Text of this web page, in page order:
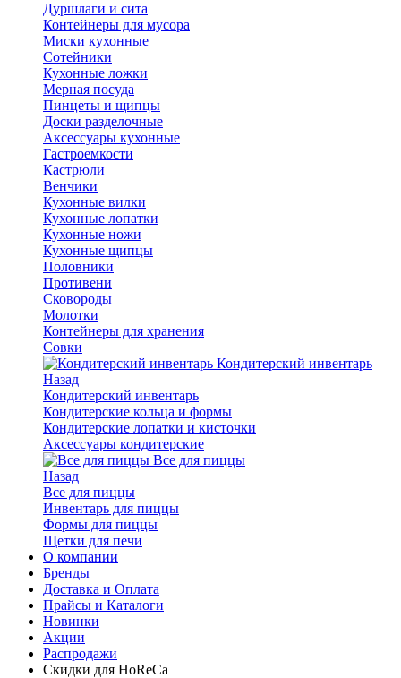
Дуршлаги и сита
Контейнеры для мусора
Миски кухонные
Сотейники
Кухонные ложки
Мерная посуда
Пинцеты и щипцы
Доски разделочные
Аксессуары кухонные
Гастроемкости
Кастрюли
Венчики
Кухонные вилки
Кухонные лопатки
Кухонные ножи
Кухонные щипцы
Половники
Противени
Сковороды
Молотки
Контейнеры для хранения
Совки
Кондитерский инвентарь
Назад
Кондитерский инвентарь
Кондитерские кольца и формы
Кондитерские лопатки и кисточки
Аксессуары кондитерские
Все для пиццы
Назад
Все для пиццы
Инвентарь для пиццы
Формы для пиццы
Щетки для печи
О компании
Бренды
Доставка и Оплата
Прайсы и Каталоги
Новинки
Акции
Распродажи
Скидки для HoReCa